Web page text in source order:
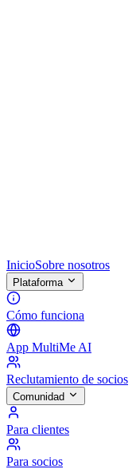
InicioSobre nosotros
Plataforma
Cómo funciona
App MultiMe AI
Reclutamiento de socios
Comunidad
Para clientes
Para socios